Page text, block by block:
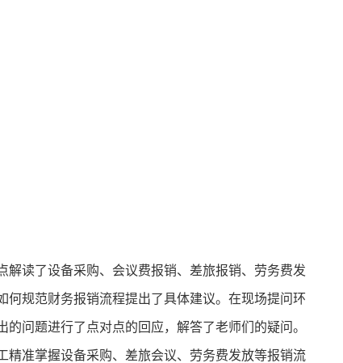
读了设备采购、会议费报销、差旅报销、劳务费发
规范财务报销流程提出了具体建议。在现场提问环
问题进行了点对点的回应，解答了老师们的疑问。
准掌握设备采购、差旅会议、劳务费发放等报销流